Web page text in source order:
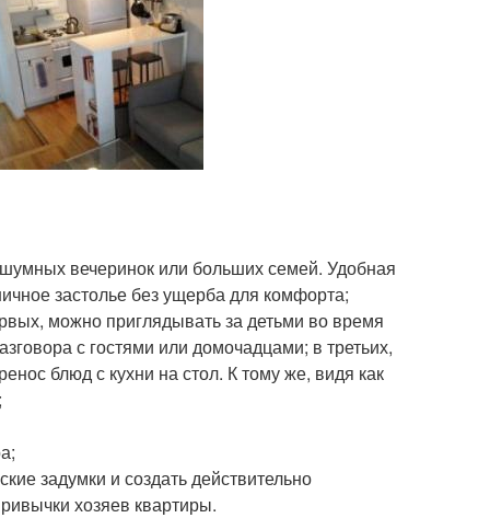
вечеринок или больших семей. Удобная
застолье без ущерба для комфорта;
можно приглядывать за детьми во время
с гостями или домочадцами; в третьих,
блюд с кухни на стол. К тому же, видя как
задумки и создать действительно
хозяев квартиры.